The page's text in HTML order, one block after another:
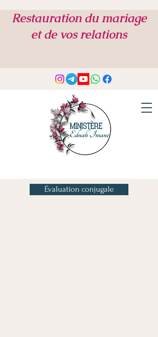
Restauration du mariage
et de vos relations
Évaluation conjugale